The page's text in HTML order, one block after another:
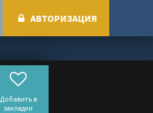
АВТОРИЗАЦИЯ
Добавить в
закладки